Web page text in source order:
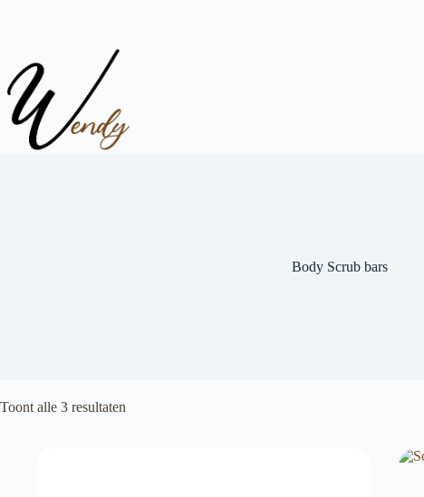
Body Scrub bars
Toont alle 3 resultaten